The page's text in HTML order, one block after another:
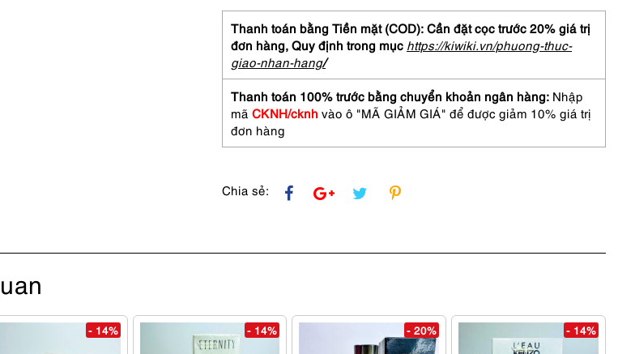
EDP
spray
30ml-
Nước
hoa
nữ-
Chưa
sử
dụng
Thanh toán bằng Tiền mặt (COD): Cần đặt cọc trước 20% giá trị
đơn hàng, Quy định trong mục https://kiwiki.vn/phuong-thuc-
giao-nhan-hang/
Thanh toán 100% trước bằng chuyển khoản ngân hàng: Nhập
mã CKNH/cknh vào ô "MÃ GIẢM GIÁ" để được giảm 10% giá trị
đơn hàng
Chia sẻ:
- 14% - 14% - 20% - 14%